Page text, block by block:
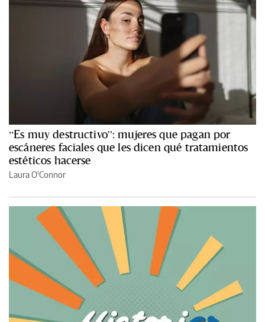
“Es muy destructivo”: mujeres que pagan por
escáneres faciales que les dicen qué tratamientos
estéticos hacerse
Laura O'Connor